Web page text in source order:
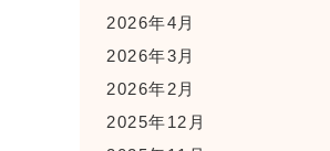
2026年4月
2026年3月
2026年2月
2025年12月